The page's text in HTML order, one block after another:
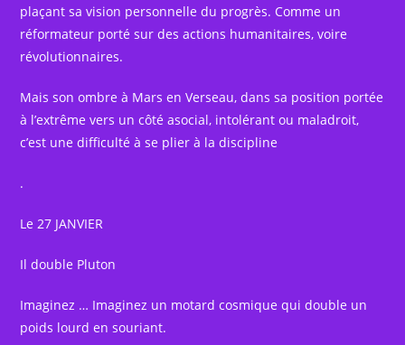
plaçant sa vision personnelle du progrès. Comme un
réformateur porté sur des actions humanitaires, voire
révolutionnaires.
Mais son ombre à Mars en Verseau, dans sa position portée
à l’extrême vers un côté asocial, intolérant ou maladroit,
c’est une difficulté à se plier à la discipline
.
Le 27 JANVIER
Il double Pluton
Imaginez … Imaginez un motard cosmique qui double un
poids lourd en souriant.